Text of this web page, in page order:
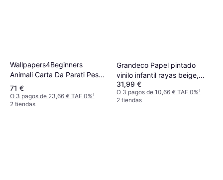
Wallpapers4Beginners
Animali Carta Da Parati Pesci
Tropicali Blu
71 €
O 3 pagos de 23,66 € TAE 0%¹
2 tiendas
Grandeco Papel pintado
vinilo infantil rayas beige,
blanco
31,99 €
O 3 pagos de 10,66 € TAE 0%¹
2 tiendas